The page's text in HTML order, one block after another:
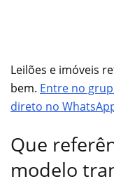
Leilões e imóveis
bem. Entre no
direto no
Que
modelo